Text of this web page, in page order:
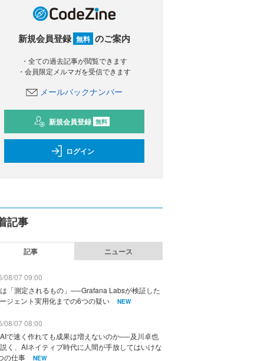
新規会員登録 無料 のご案内
・全ての過去記事が閲覧できます
・会員限定メルマガを受信できます
メールバックナンバー
新規会員登録 無料
ログイン
記事
記事 ニュース
08/07 09:00
「測定されるもの」──Grafana Labsが検証した
ジェント実用化までの6つの疑い
NEW
08/07 08:00
で速く作れても成果は増えないのか──及川卓也
く、AIネイティブ時代に人間が手放してはいけな
の仕事
NEW